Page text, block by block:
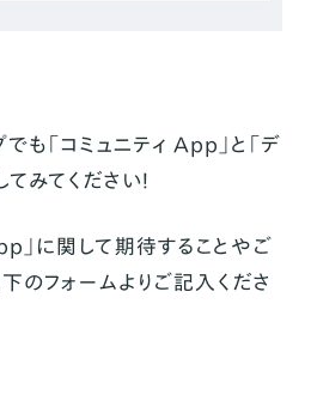
も「コミュニティ App」と「デ
てみてください！
」に関して期待することやご
のフォームよりご記入くださ